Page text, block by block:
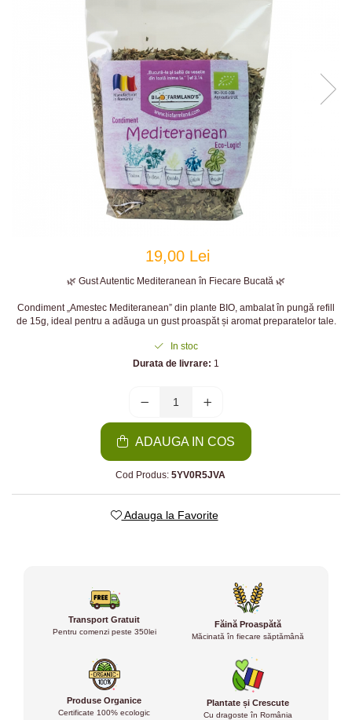
19,00 Lei
🌿 Gust Autentic Mediteranean în Fiecare Bucată 🌿
Condiment „Amestec Mediteranean” din plante BIO, ambalat în pungă refill
de 15g, ideal pentru a adăuga un gust proaspăt și aromat preparatelor tale.
In stoc
Durata de livrare: 1
ADAUGA IN COS
Cod Produs: 5YV0R5JVA
Adauga la Favorite
Transport Gratuit
Pentru comenzi peste 350lei
Făină Proaspătă
Măcinată în fiecare săptămână
Produse Organice
Certificate 100% ecologic
Plantate și Crescute
Cu dragoste în România